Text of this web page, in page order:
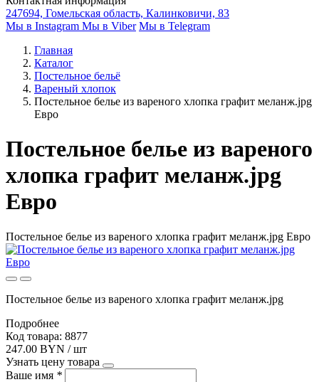
247694, Гомельская область, Калинковичи, 83
Мы в Instagram Мы в Viber Мы в Telegram
Главная
Каталог
Постельное бельё
Вареный хлопок
Постельное белье из вареного хлопка графит меланж.jpg
Евро
Постельное белье из вареного
хлопка графит меланж.jpg
Евро
Постельное белье из вареного хлопка графит меланж.jpg Евро
Постельное белье из вареного хлопка графит меланж.jpg
Подробнее
Код товара: 8877
247.00 BYN / шт
Узнать цену товара
Ваше имя *